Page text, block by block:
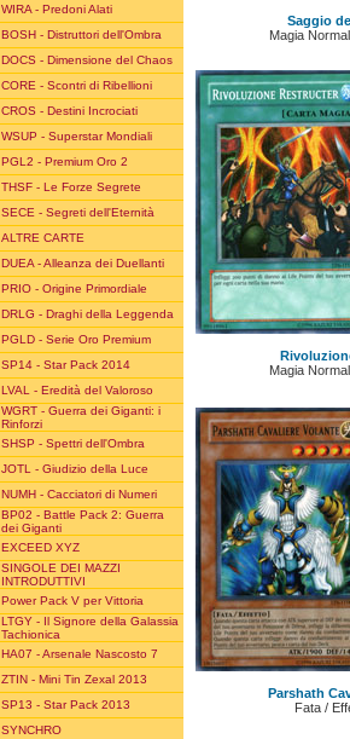
WIRA - Predoni Alati
BOSH - Distruttori dell'Ombra
DOCS - Dimensione del Chaos
CORE - Scontri di Ribellioni
CROS - Destini Incrociati
WSUP - Superstar Mondiali
PGL2 - Premium Oro 2
THSF - Le Forze Segrete
SECE - Segreti dell'Eternità
ALTRE CARTE
DUEA - Alleanza dei Duellanti
PRIO - Origine Primordiale
DRLG - Draghi della Leggenda
PGLD - Serie Oro Premium
SP14 - Star Pack 2014
LVAL - Eredità del Valoroso
WGRT - Guerra dei Giganti: i
Rinforzi
SHSP - Spettri dell'Ombra
JOTL - Giudizio della Luce
NUMH - Cacciatori di Numeri
BP02 - Battle Pack 2: Guerra
dei Giganti
EXCEED XYZ
SINGOLE DEI MAZZI
INTRODUTTIVI
Power Pack V per Vittoria
LTGY - Il Signore della Galassia
Tachionica
HA07 - Arsenale Nascosto 7
ZTIN - Mini Tin Zexal 2013
SP13 - Star Pack 2013
SYNCHRO
Saggio
Magia
Magia
Parshath
Fata /